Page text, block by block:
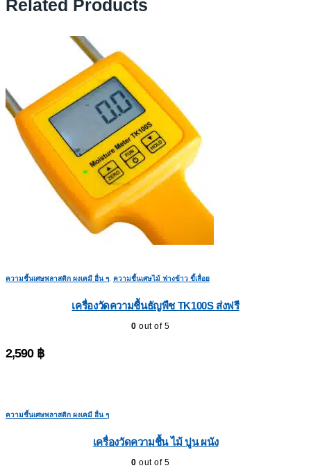
Related Products
ความชื้นเศษพลาสติก ผงเคมี อื่น ๆ ความชื้นเศษไม้ ฟางข้าว ขี้เลื่อย
เครื่องวัดความชื้นธัญพืช TK100S ส่งฟรี
0 out of 5
2,590 ฿
ความชื้นเศษพลาสติก ผงเคมี อื่น ๆ
เครื่องวัดความชื้น ไม้ ปูน ผนัง
0 out of 5